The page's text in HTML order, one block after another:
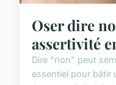
Oser dire
assertivité
Dire "non" peut
essentiel pour bâtir